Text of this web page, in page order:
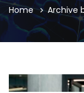
Home Archive